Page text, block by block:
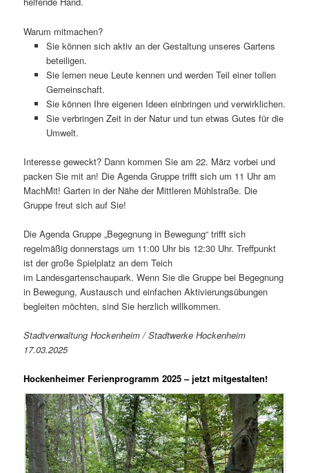
Warum mitmachen?
Sie können sich aktiv an der Gestaltung unseres Gartens
beteiligen.
Sie lernen neue Leute kennen und werden Teil einer tollen
Gemeinschaft.
Sie können Ihre eigenen Ideen einbringen und verwirklichen.
Sie verbringen Zeit in der Natur und tun etwas Gutes für die
Umwelt.
Interesse geweckt? Dann kommen Sie am 22. März vorbei und
packen Sie mit an! Die Agenda Gruppe trifft sich um 11 Uhr am
MachMit! Garten in der Nähe der Mittleren Mühlstraße. Die
Gruppe freut sich auf Sie!
Die Agenda Gruppe „Begegnung in Bewegung“ trifft sich
regelmäßig donnerstags um 11:00 Uhr bis 12:30 Uhr. Treffpunkt
ist der große Spielplatz an dem Teich
im Landesgartenschaupark. Wenn Sie die Gruppe bei Begegnung
in Bewegung, Austausch und einfachen Aktivierungsübungen
begleiten möchten, sind Sie herzlich willkommen.
Stadtverwaltung Hockenheim / Stadtwerke Hockenheim
17.03.2025
Hockenheimer Ferienprogramm 2025 – jetzt mitgestalten!